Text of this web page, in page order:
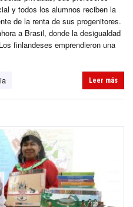
y todos los alumnos reciben la
de la renta de sus progenitores.
a Brasil, donde la desigualdad
finlandeses emprendieron una
Leer más